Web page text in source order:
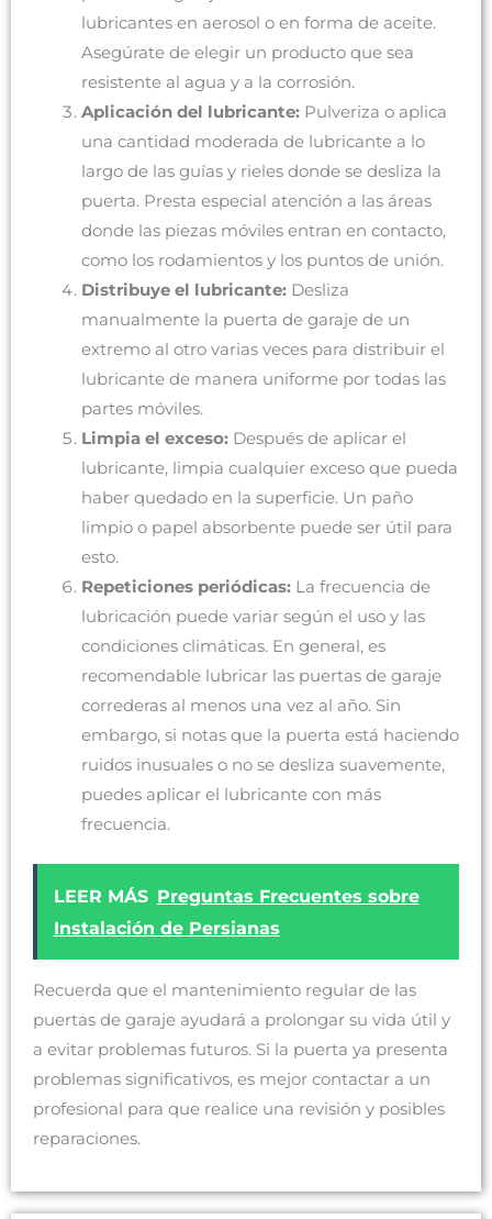
lubricantes en aerosol o en forma de aceite.
Asegúrate de elegir un producto que sea
resistente al agua y a la corrosión.
Aplicación del lubricante:Pulveriza o aplica
una cantidad moderada de lubricante a lo
largo de las guías y rieles donde se desliza la
puerta. Presta especial atención a las áreas
donde las piezas móviles entran en contacto,
como los rodamientos y los puntos de unión.
Distribuye el lubricante:Desliza
manualmente la puerta de garaje de un
extremo al otro varias veces para distribuir el
lubricante de manera uniforme por todas las
partes móviles.
Limpia el exceso:Después de aplicar el
lubricante, limpia cualquier exceso que pueda
haber quedado en la superficie. Un paño
limpio o papel absorbente puede ser útil para
esto.
Repeticiones periódicas:La frecuencia de
lubricación puede variar según el uso y las
condiciones climáticas. En general, es
recomendable lubricar las puertas de garaje
correderas al menos una vez al año. Sin
embargo, si notas que la puerta está haciendo
ruidos inusuales o no se desliza suavemente,
puedes aplicar el lubricante con más
frecuencia.
LEER MÁS Preguntas Frecuentes sobre
Instalación de Persianas
Recuerda que el mantenimiento regular de las
puertas de garaje ayudará a prolongar su vida útil y
a evitar problemas futuros. Si la puerta ya presenta
problemas significativos, es mejor contactar a un
profesional para que realice una revisión y posibles
reparaciones.